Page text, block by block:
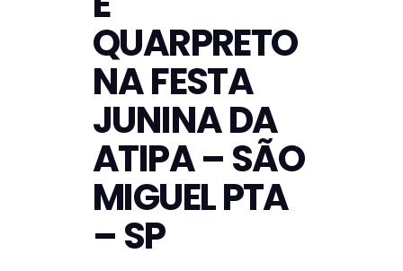
QUARPRETO
NA FESTA
JUNINA DA
ATIPA – SÃO
MIGUEL PTA
– SP